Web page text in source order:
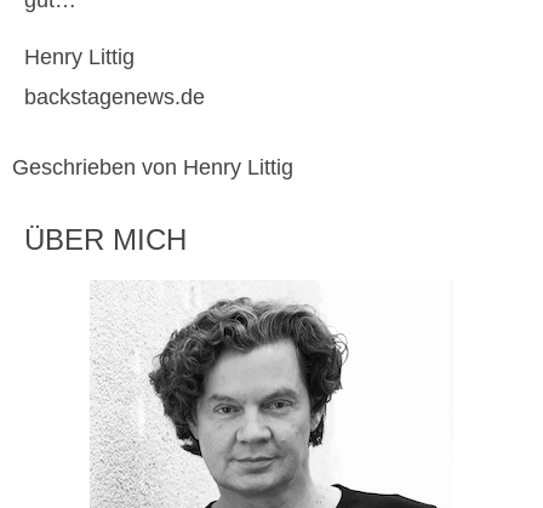
Henry Littig
backstagenews.de
Geschrieben von Henry Littig
ÜBER MICH